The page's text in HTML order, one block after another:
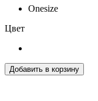
Onesize
Цвет
Добавить в корзину